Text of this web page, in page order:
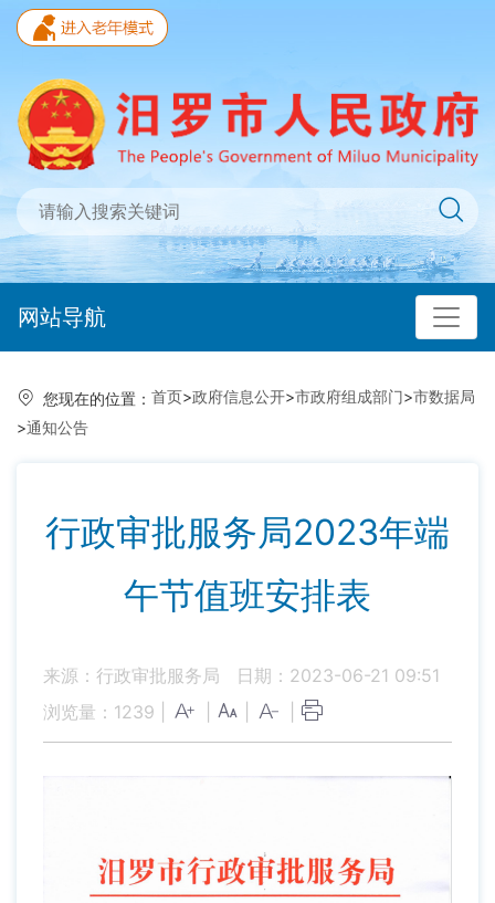
网站导航
您现在的位置： 首页>政府信息公开>市政府组成部门>市数据局
>通知公告
行政审批服务局2023年端
午节值班安排表
来源：行政审批服务局
日期：2023-06-21 09:51
浏览量： 1239